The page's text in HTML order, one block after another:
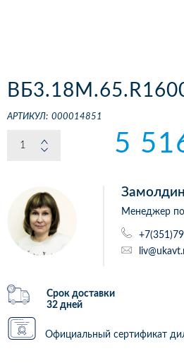
АРТИКУЛ: 000014851
5
Менеджер
Срок доставки
32 дней
Официальный сертификат